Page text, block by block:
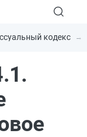
кодекс